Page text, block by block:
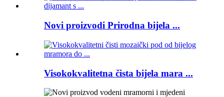
Novi proizvodi Prirodna bijela ...
Visokokvalitetna čista bijela mara ...